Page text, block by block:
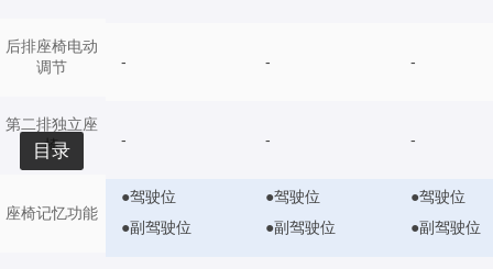
后排座椅电动
调节
第二排独立座
椅
座椅记忆功能
- - -
- - -
●驾驶位
●副驾驶位
●驾驶位
●副驾驶位
●驾驶位
●副驾驶位
目录